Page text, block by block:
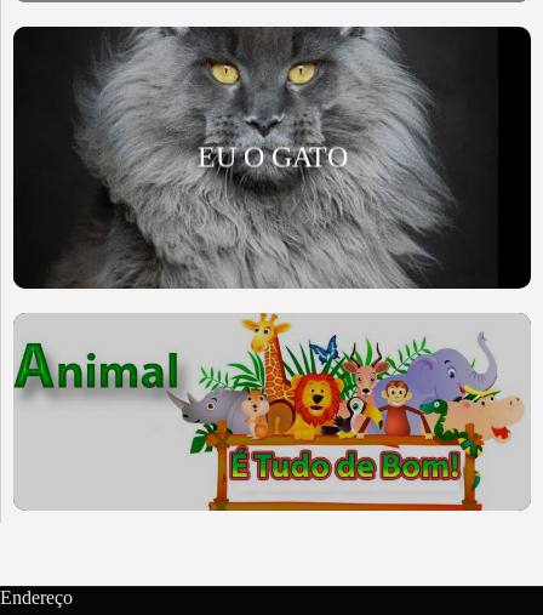
EU O GATO
Endereço